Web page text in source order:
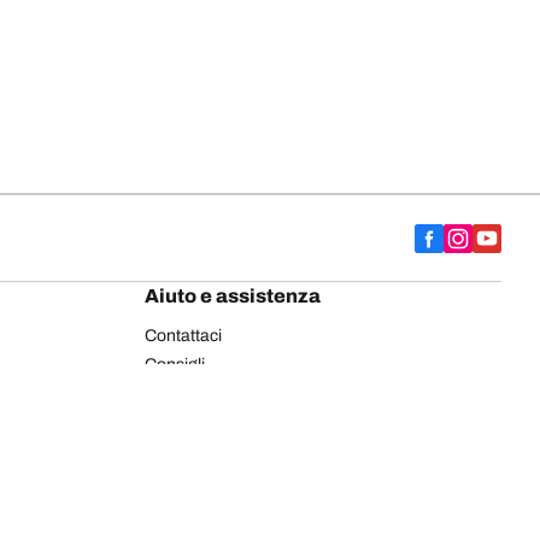
Aiuto e assistenza
Contattaci
Consigli